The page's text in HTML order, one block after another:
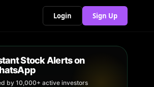
Login Sign Up
Stock Alerts on
by 10,000+ active investors